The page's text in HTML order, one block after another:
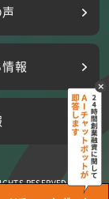
RESERVED.
報